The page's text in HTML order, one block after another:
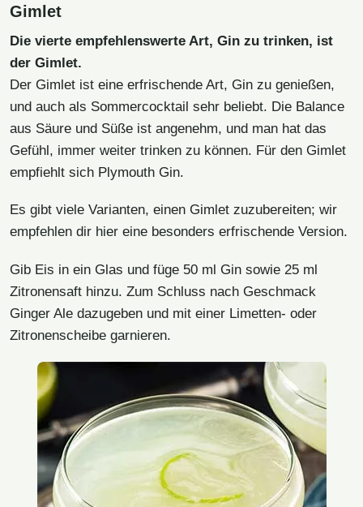
Gimlet
Die vierte empfehlenswerte Art, Gin zu trinken, ist
der Gimlet.
Der Gimlet ist eine erfrischende Art, Gin zu genießen,
und auch als Sommercocktail sehr beliebt. Die Balance
aus Säure und Süße ist angenehm, und man hat das
Gefühl, immer weiter trinken zu können. Für den Gimlet
empfiehlt sich Plymouth Gin.
Es gibt viele Varianten, einen Gimlet zuzubereiten; wir
empfehlen dir hier eine besonders erfrischende Version.
Gib Eis in ein Glas und füge 50 ml Gin sowie 25 ml
Zitronensaft hinzu. Zum Schluss nach Geschmack
Ginger Ale dazugeben und mit einer Limetten- oder
Zitronenscheibe garnieren.